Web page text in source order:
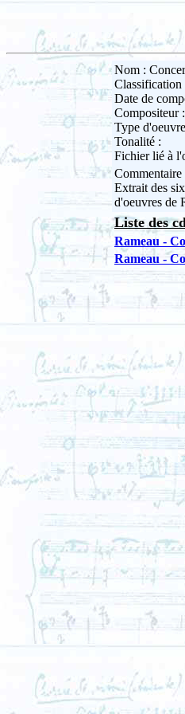
Nom :
Date de
Compositeur :
Type
Tonalité :
Fichier lié à
Commentaire
Extrait des
d'oeuvres de
Liste des
Rameau -
Rameau -